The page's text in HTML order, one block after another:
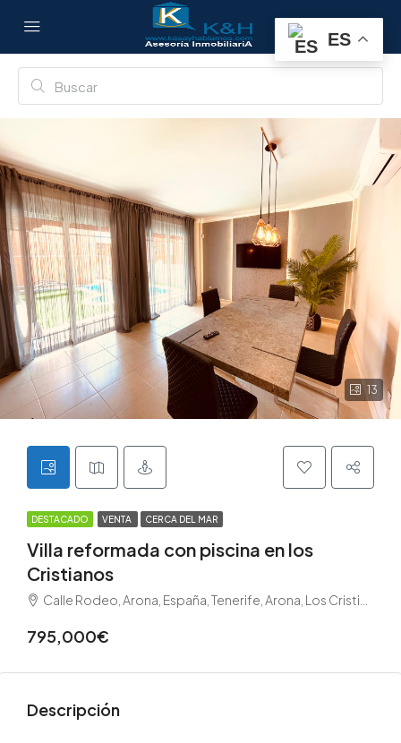
13
DESTACADO VENTA CERCA DEL MAR
Villa reformada con piscina en los
Cristianos
Calle Rodeo, Arona, España, Tenerife, Arona, Los Cristianos, Tenerife sur
795,000€
Descripción
ES